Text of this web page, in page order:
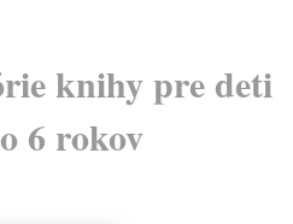
knihy pre deti
6 rokov